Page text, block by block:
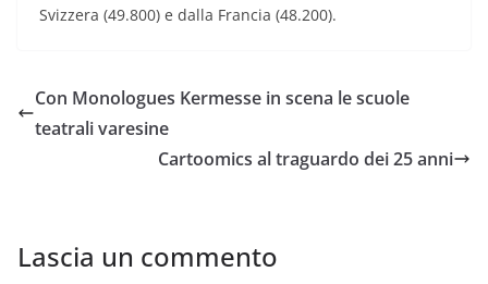
Svizzera (49.800) e dalla Francia (48.200).
Con Monologues Kermesse in scena le scuole
teatrali varesine
Cartoomics al traguardo dei 25 anni
Lascia un commento